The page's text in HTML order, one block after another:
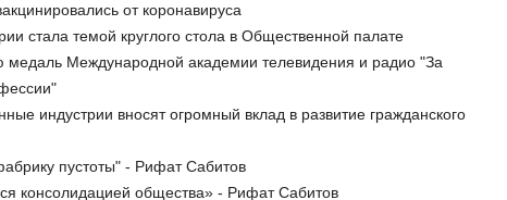
от коронавируса
стала темой круглого стола в Общественной палате
Международной академии телевидения и радио "За
индустрии вносят огромный вклад в развитие гражданского
пустоты" - Рифат Сабитов
консолидацией общества» - Рифат Сабитов